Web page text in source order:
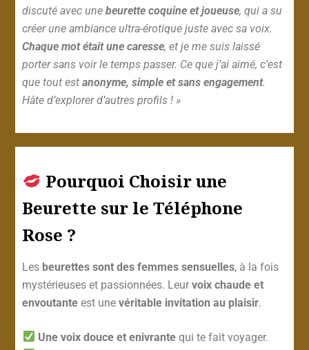
discuté avec unebeurette coquine et joueuse, qui a su
créer une ambiance ultra-érotique juste avec sa voix.
Chaque mot était une caresse, et je me suis laissé
porter sans voir le temps passer. Ce que j’ai aimé, c’est
que tout estanonyme, simple et sans engagement.
Hâte d’explorer d’autres profils ! »
Pourquoi Choisir une
Beurette sur le Téléphone
Rose ?
Les beurettes sont des femmes sensuelles, à la fois
mystérieuses et passionnées. Leurvoix chaude et
envoutante est unevéritable invitation au plaisir.
Une voix douce et enivrantequi te fait voyager.